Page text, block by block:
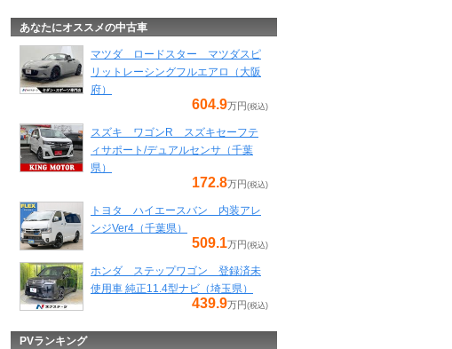
あなたにオススメの中古車
マツダ ロードスター マツダスピ
リットレーシングフルエアロ（大阪
府）
604.9万円 (税込)
スズキ ワゴンR スズキセーフテ
ィサポート/デュアルセンサ（千葉
県）
172.8万円 (税込)
トヨタ ハイエースバン 内装アレ
ンジVer4（千葉県）
509.1万円 (税込)
ホンダ ステップワゴン 登録済未
使用車 純正11.4型ナビ（埼玉県）
439.9万円 (税込)
PVランキング